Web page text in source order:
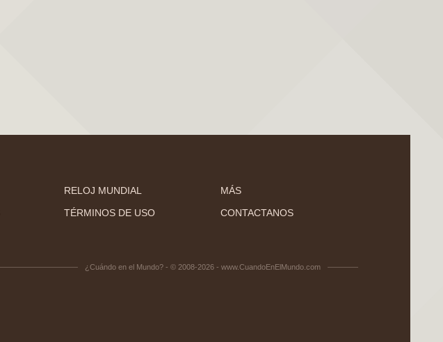
RELOJ MUNDIAL
MÁS
TÉRMINOS DE USO CONTACTANOS
¿Cuándo en el Mundo? - © 2008-2026 - www.CuandoEnElMundo.com